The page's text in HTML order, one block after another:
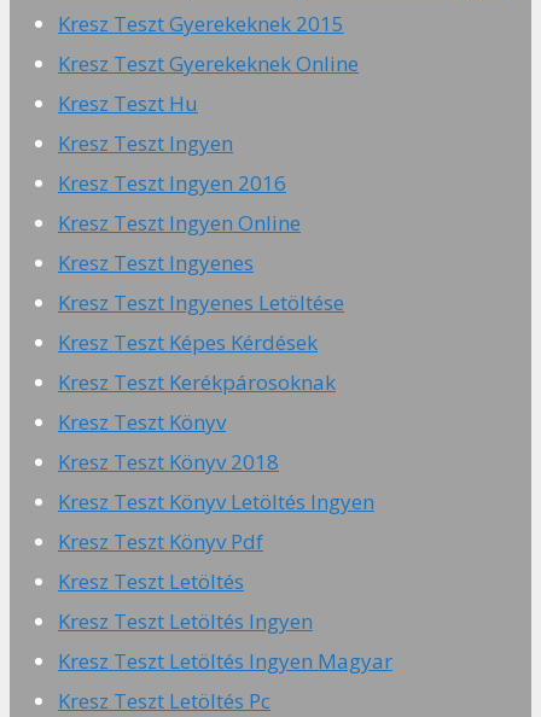
Kresz Teszt Gyerekeknek 2015
Kresz Teszt Gyerekeknek Online
Kresz Teszt Hu
Kresz Teszt Ingyen
Kresz Teszt Ingyen 2016
Kresz Teszt Ingyen Online
Kresz Teszt Ingyenes
Kresz Teszt Ingyenes Letöltése
Kresz Teszt Képes Kérdések
Kresz Teszt Kerékpárosoknak
Kresz Teszt Könyv
Kresz Teszt Könyv 2018
Kresz Teszt Könyv Letöltés Ingyen
Kresz Teszt Könyv Pdf
Kresz Teszt Letöltés
Kresz Teszt Letöltés Ingyen
Kresz Teszt Letöltés Ingyen Magyar
Kresz Teszt Letöltés Pc